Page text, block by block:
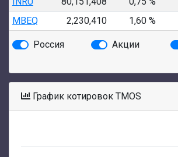
MBEQ
2,230,410 1,60 %
Россия Акции
График котировок TMOS